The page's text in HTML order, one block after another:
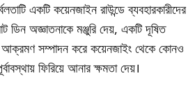
একটি কয়েনজাইন রাউন্ডে ব্যবহারকারীদের
অজ্ঞাতনাকে মঞ্জুরি দেয়, একটি দূষিত
আক্রমণ সম্পাদন করে কয়েনজাইং থেকে কোনও
ফিরিয়ে আনার ক্ষমতা দেয়।